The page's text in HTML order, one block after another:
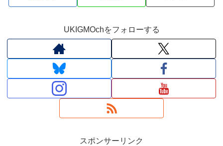
UKIGMOchをフォローする
スポンサーリンク